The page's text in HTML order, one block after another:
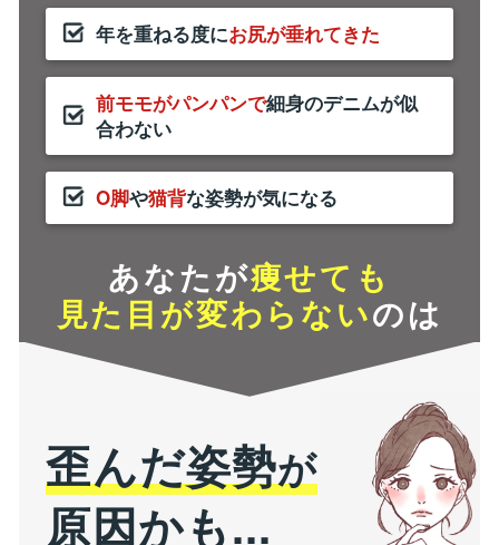
年を重ねる度にお尻が垂れてきた
前モモがパンパンで細身のデニムが似
合わない
O脚や猫背な姿勢が気になる
あなたが痩せても
見た目が変わらないのは
歪んだ姿勢が
原因かも...